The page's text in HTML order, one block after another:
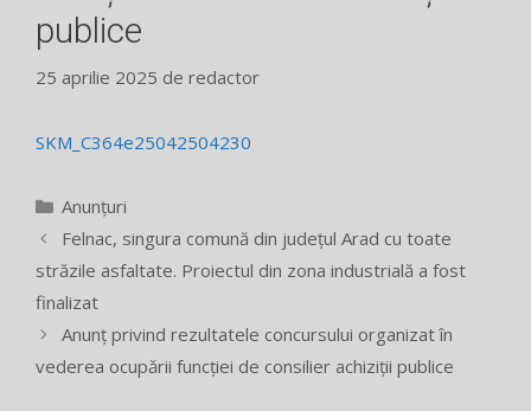
publice
25 aprilie 2025 de redactor
SKM_C364e25042504230
Categorii
Anunțuri
Felnac, singura comună din județul Arad cu toate
străzile asfaltate. Proiectul din zona industrială a fost
finalizat
Anunț privind rezultatele concursului organizat în
vederea ocupării funcției de consilier achiziții publice